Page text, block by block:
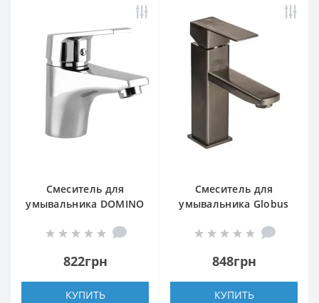
Смеситель для
умывальника DOMINO
822грн
КУПИТЬ
Смеситель для
умывальника Globus
848грн
КУПИТЬ